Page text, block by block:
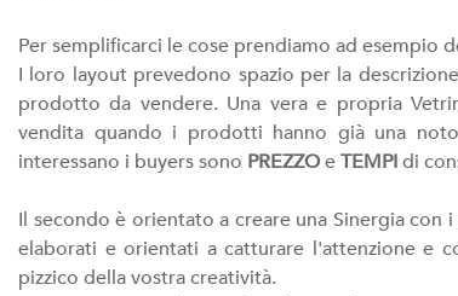
Per semplificarci le cose prendiamo ad esempio
I loro layout prevedono spazio per la
prodotto da vendere. Una vera e propria
vendita quando i prodotti hanno già una
interessano i buyers sono PREZZOeTEMPIdi
Il secondo è orientato a creare una Sinergia
elaborati e orientati a catturare l'attenzione e
pizzico della vostra creatività.